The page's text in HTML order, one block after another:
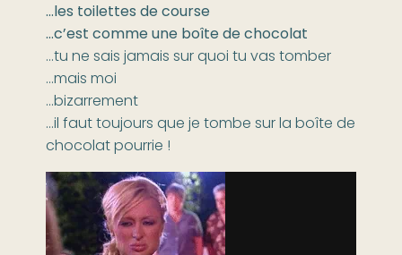
…les toilettes de course
…c’est comme une boîte de chocolat
…tu ne sais jamais sur quoi tu vas tomber
…mais moi
…bizarrement
…il faut toujours que je tombe sur la boîte de
chocolat pourrie !